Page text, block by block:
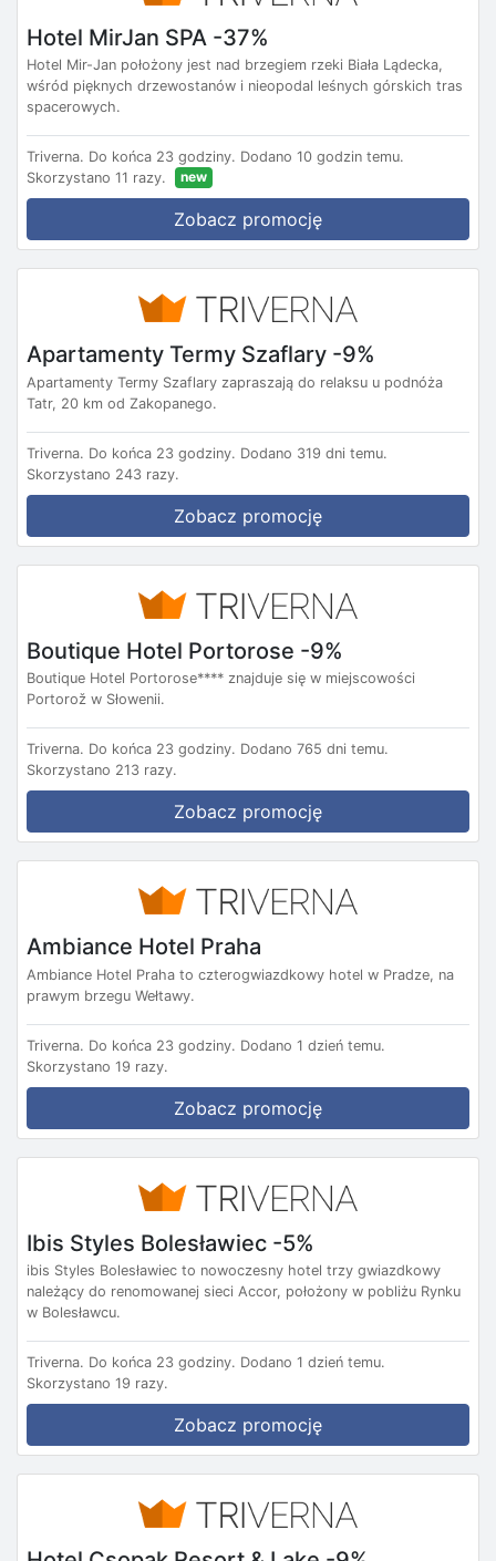
Hotel MirJan SPA -37%
Hotel Mir-Jan położony jest nad brzegiem rzeki Biała Lądecka,
wśród pięknych drzewostanów i nieopodal leśnych górskich tras
spacerowych.
Triverna. Do końca 23 godziny. Dodano 10 godzin temu.
Skorzystano 11 razy.
new
Zobacz promocję
Apartamenty Termy Szaflary -9%
Apartamenty Termy Szaflary zapraszają do relaksu u podnóża
Tatr, 20 km od Zakopanego.
Triverna. Do końca 23 godziny. Dodano 319 dni temu.
Skorzystano 243 razy.
Zobacz promocję
Boutique Hotel Portorose -9%
Boutique Hotel Portorose**** znajduje się w miejscowości
Portorož w Słowenii.
Triverna. Do końca 23 godziny. Dodano 765 dni temu.
Skorzystano 213 razy.
Zobacz promocję
Ambiance Hotel Praha
Ambiance Hotel Praha to czterogwiazdkowy hotel w Pradze, na
prawym brzegu Wełtawy.
Triverna. Do końca 23 godziny. Dodano 1 dzień temu.
Skorzystano 19 razy.
Zobacz promocję
Ibis Styles Bolesławiec -5%
ibis Styles Bolesławiec to nowoczesny hotel trzy gwiazdkowy
należący do renomowanej sieci Accor, położony w pobliżu Rynku
w Bolesławcu.
Triverna. Do końca 23 godziny. Dodano 1 dzień temu.
Skorzystano 19 razy.
Zobacz promocję